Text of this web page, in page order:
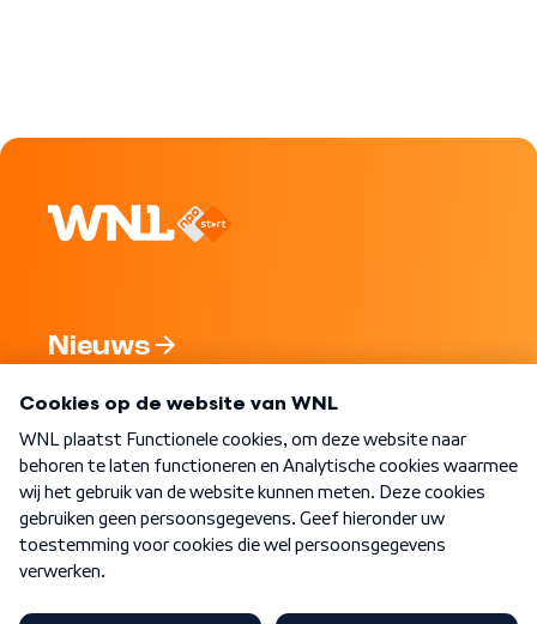
Nieuws
Nieuwsbrief
Word Lid